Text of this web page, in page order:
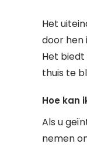
Het
door hen
Het
thuis te
Hoe kan
Als u
nemen